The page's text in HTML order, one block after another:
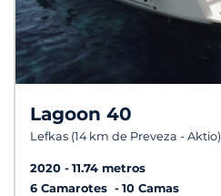
Lagoon 40
Lefkas (14 km de Preveza - Aktio)
2020
11.74 metros
6 Camarotes
10 Camas